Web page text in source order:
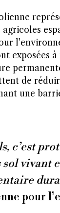
exposées
de
une
c’est
vivant
pour